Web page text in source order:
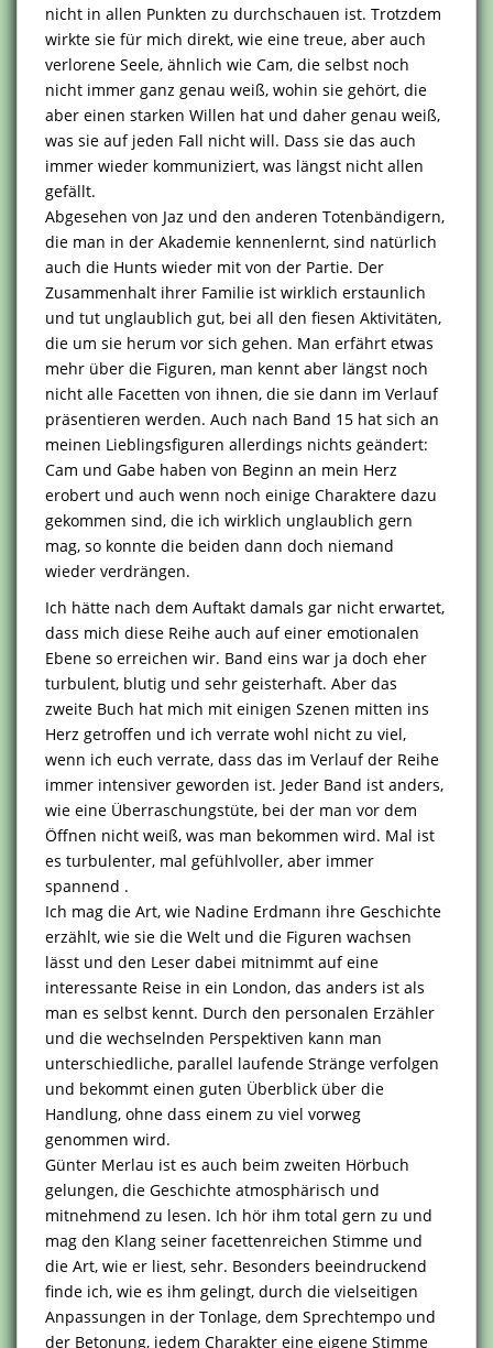
nicht in allen Punkten zu durchschauen ist. Trotzdem
wirkte sie für mich direkt, wie eine treue, aber auch
verlorene Seele, ähnlich wie Cam, die selbst noch
nicht immer ganz genau weiß, wohin sie gehört, die
aber einen starken Willen hat und daher genau weiß,
was sie auf jeden Fall nicht will. Dass sie das auch
immer wieder kommuniziert, was längst nicht allen
gefällt.
Abgesehen von Jaz und den anderen Totenbändigern,
die man in der Akademie kennenlernt, sind natürlich
auch die Hunts wieder mit von der Partie. Der
Zusammenhalt ihrer Familie ist wirklich erstaunlich
und tut unglaublich gut, bei all den fiesen Aktivitäten,
die um sie herum vor sich gehen. Man erfährt etwas
mehr über die Figuren, man kennt aber längst noch
nicht alle Facetten von ihnen, die sie dann im Verlauf
präsentieren werden. Auch nach Band 15 hat sich an
meinen Lieblingsfiguren allerdings nichts geändert:
Cam und Gabe haben von Beginn an mein Herz
erobert und auch wenn noch einige Charaktere dazu
gekommen sind, die ich wirklich unglaublich gern
mag, so konnte die beiden dann doch niemand
wieder verdrängen.
Ich hätte nach dem Auftakt damals gar nicht erwartet,
dass mich diese Reihe auch auf einer emotionalen
Ebene so erreichen wir. Band eins war ja doch eher
turbulent, blutig und sehr geisterhaft. Aber das
zweite Buch hat mich mit einigen Szenen mitten ins
Herz getroffen und ich verrate wohl nicht zu viel,
wenn ich euch verrate, dass das im Verlauf der Reihe
immer intensiver geworden ist. Jeder Band ist anders,
wie eine Überraschungstüte, bei der man vor dem
Öffnen nicht weiß, was man bekommen wird. Mal ist
es turbulenter, mal gefühlvoller, aber immer
spannend .
Ich mag die Art, wie Nadine Erdmann ihre Geschichte
erzählt, wie sie die Welt und die Figuren wachsen
lässt und den Leser dabei mitnimmt auf eine
interessante Reise in ein London, das anders ist als
man es selbst kennt. Durch den personalen Erzähler
und die wechselnden Perspektiven kann man
unterschiedliche, parallel laufende Stränge verfolgen
und bekommt einen guten Überblick über die
Handlung, ohne dass einem zu viel vorweg
genommen wird.
Günter Merlau ist es auch beim zweiten Hörbuch
gelungen, die Geschichte atmosphärisch und
mitnehmend zu lesen. Ich hör ihm total gern zu und
mag den Klang seiner facettenreichen Stimme und
die Art, wie er liest, sehr. Besonders beeindruckend
finde ich, wie es ihm gelingt, durch die vielseitigen
Anpassungen in der Tonlage, dem Sprechtempo und
der Betonung, jedem Charakter eine eigene Stimme